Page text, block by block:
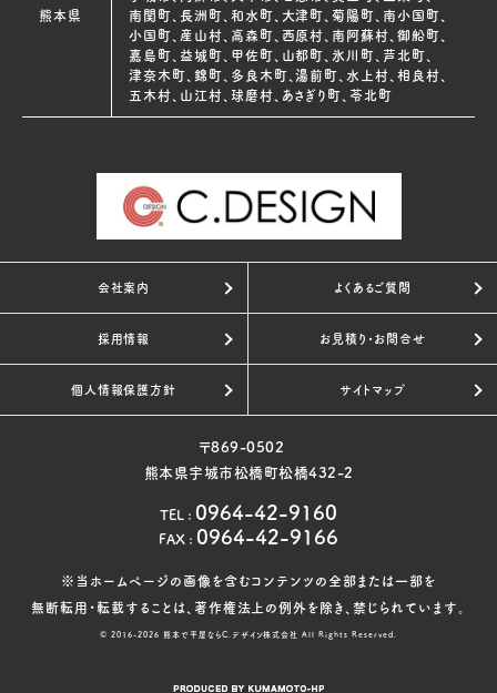
熊本県
南関町、長洲町、和水町、大津町、菊陽町、南小国町、
小国町、産山村、高森町、西原村、南阿蘇村、御船町、
嘉島町、益城町、甲佐町、山都町、氷川町、芦北町、
津奈木町、錦町、多良木町、湯前町、水上村、相良村、
五木村、山江村、球磨村、あさぎり町、苓北町
会社案内 よくあるご質問
採用情報 お見積り・お問合せ
個人情報保護方針 サイトマップ
〒869-0502
熊本県宇城市松橋町松橋432-2
TEL : 0964-42-9160
FAX : 0964-42-9166
※当ホームページの画像を含むコンテンツの全部または一部を
無断転用・転載することは、著作権法上の例外を除き、禁じられています。
© 2016-2026熊本で平屋ならC.デザイン株式会社 All Rights Reserved.